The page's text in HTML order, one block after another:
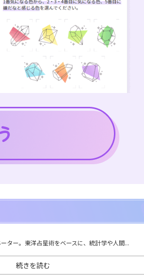
ター。東洋占星術をベースに、統計学や人間...
続きを読む